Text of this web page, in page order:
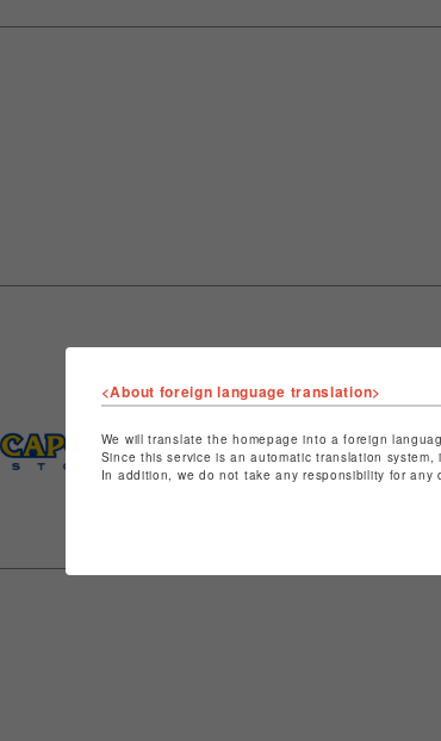
ショップ名
特定商取引法
ショップお問
<About foreign language translation>
We will translate the homepage into a foreign
Since this service is an automatic translation
In addition, we do not take any responsibility for